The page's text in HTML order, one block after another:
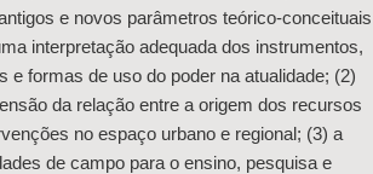
e novos parâmetros teórico-conceituais
interpretação adequada dos instrumentos,
e formas de uso do poder na atualidade; (2)
da relação entre a origem dos recursos
no espaço urbano e regional; (3) a
de campo para o ensino, pesquisa e